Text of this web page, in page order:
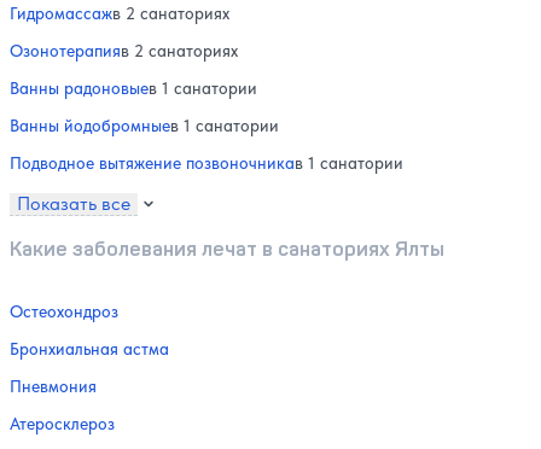
Гидромассажв 2 санаториях
Озонотерапияв 2 санаториях
Ванны радоновыев 1 санатории
Ванны йодобромныев 1 санатории
Подводное вытяжение позвоночникав 1 санатории
Показать все
Какие заболевания лечат в санаториях Ялты
Остеохондроз
Бронхиальная астма
Пневмония
Атеросклероз